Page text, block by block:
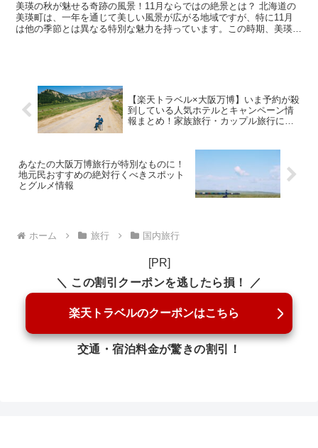
美瑛の秋が魅せる奇跡の風景！11月ならではの絶景とは？ 北海道の
美瑛町は、一年を通じて美しい風景が広がる地域ですが、特に11月
は他の季節とは異なる特別な魅力を持っています。この時期、美瑛の
【楽天トラベル×大阪万博】いま予約が殺
到している人気ホテルとキャンペーン情
報まとめ！家族旅行・カップル旅行にも
あなたの大阪万博旅行が特別なものに！
地元民おすすめの絶対行くべきスポット
とグルメ情報
ホーム 旅行 国内旅行
[PR]
＼ この割引クーポンを逃したら損！ ／
楽天トラベルのクーポンはこちら
交通・宿泊料金が驚きの割引！